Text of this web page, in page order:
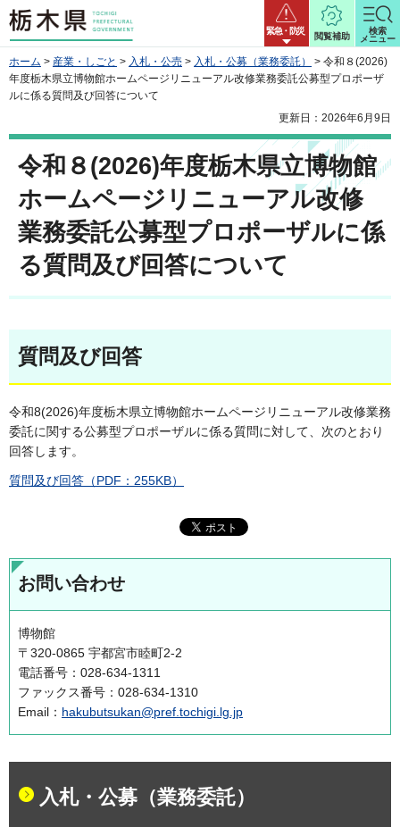
栃木県 緊急・防災
閲覧補助
検索
メニュー
ホーム > 産業・しごと > 入札・公売 > 入札・公募（業務委託）
> 令和８(2026)
年度栃木県立博物館ホームページリニューアル改修業務委託公募型プロポーザ
ルに係る質問及び回答について
更新日：2026年6月9日
令和８(2026)年度栃木県立博物館
ホームページリニューアル改修
業務委託公募型プロポーザルに係
る質問及び回答について
質問及び回答
令和8(2026)年度栃木県立博物館ホームページリニューアル改修業務
委託に関する公募型プロポーザルに係る質問に対して、次のとおり
回答します。
質問及び回答（PDF：255KB）
お問い合わせ
博物館
〒320-0865 宇都宮市睦町2-2
電話番号：028-634-1311
ファックス番号：028-634-1310
Email： hakubutsukan@pref.tochigi.lg.jp
入札・公募（業務委託）